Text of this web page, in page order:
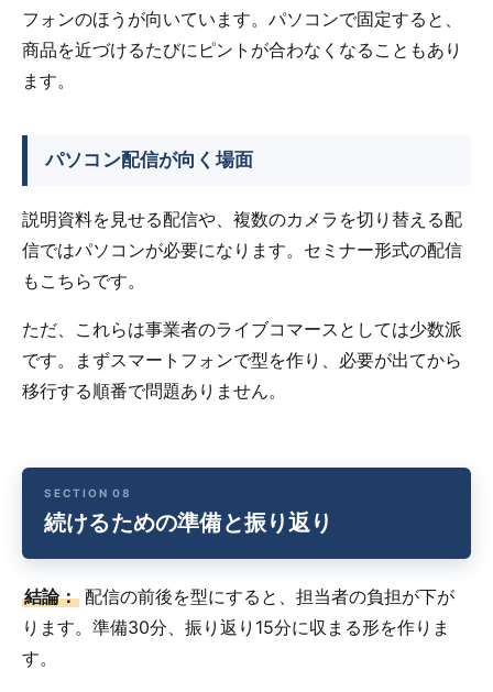
フォンのほうが向いています。パソコンで固定すると、
商品を近づけるたびにピントが合わなくなることもあり
ます。
パソコン配信が向く場面
説明資料を見せる配信や、複数のカメラを切り替える配
信ではパソコンが必要になります。セミナー形式の配信
もこちらです。
ただ、これらは事業者のライブコマースとしては少数派
です。まずスマートフォンで型を作り、必要が出てから
移行する順番で問題ありません。
続けるための準備と振り返り
結論： 配信の前後を型にすると、担当者の負担が下が
ります。準備30分、振り返り15分に収まる形を作りま
す。